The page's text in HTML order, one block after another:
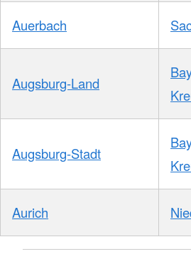
Auerbach
Augsburg-Land
Augsburg-Stadt
Aurich